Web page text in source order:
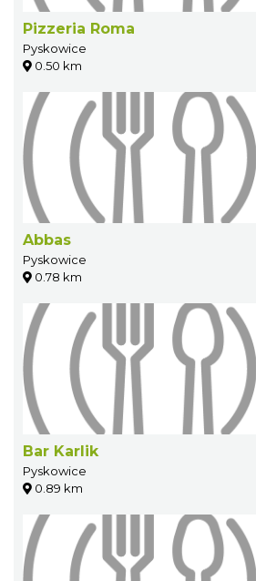
Pizzeria Roma
Pyskowice
0.50 km
Abbas
Pyskowice
0.78 km
Bar Karlik
Pyskowice
0.89 km